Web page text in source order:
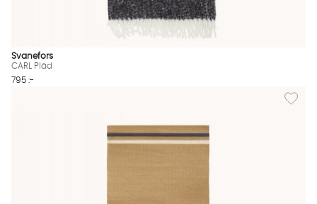
Svanefors
CARL Pläd
795 :-
Lägg